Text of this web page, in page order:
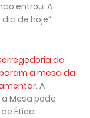
entrou. A
de hoje”,
da
a mesa da
. A
Mesa pode
Ética.